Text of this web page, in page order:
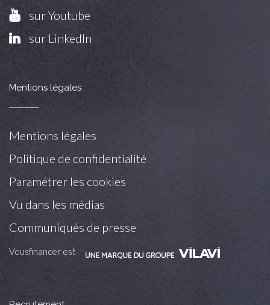
sur Youtube
sur LinkedIn
Mentions légales
Mentions légales
Politique de confidentialité
Paramétrer les cookies
Vu dans les médias
Communiqués de presse
Vousfinancer est